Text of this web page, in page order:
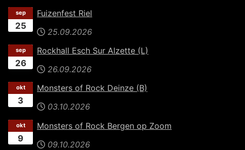
25
sep
Fuizenfest Riel
25.09.2026
26
sep
Rockhall Esch Sur Alzette (L)
26.09.2026
3
okt
Monsters of Rock Deinze (B)
03.10.2026
9
okt
Monsters of Rock Bergen op Zoom
09.10.2026